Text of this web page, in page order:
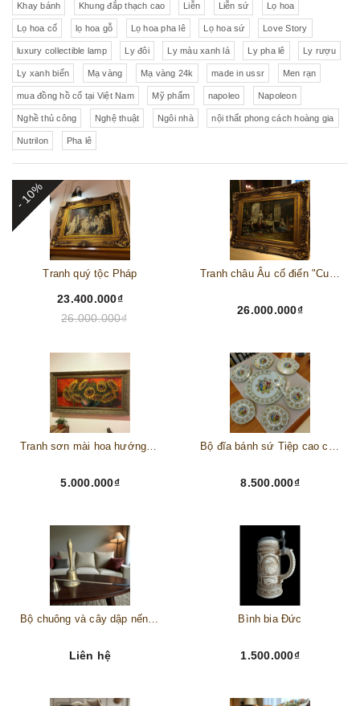
Khay bánh Khung đắp thạch cao Liễn Liễn sứ Lọ hoa
Lọ hoa cổ lọ hoa gỗ Lọ hoa pha lê Lọ hoa sứ Love Story
luxury collectible lamp Ly đôi Ly màu xanh lá Ly pha lê Ly rượu
Ly xanh biển Mạ vàng Mạ vàng 24k made in ussr Men rạn
mua đồng hồ cổ tại Việt Nam Mỹ phẩm napoleo Napoleon
Nghề thủ công Nghệ thuật Ngôi nhà nội thất phong cách hoàng gia
Nutrilon Pha lê
- 10%
Tranh quý tộc Pháp
23.400.000₫
26.000.000₫
Tranh châu Âu cổ điển "Cuộc sống lao động"
26.000.000₫
Tranh sơn mài hoa hướng dương châu Âu
5.000.000₫
Bộ đĩa bánh sứ Tiệp cao cấp – Biểu tượng tinh tế cho bàn tiệc thượng lưu
8.500.000₫
Bộ chuông và cây dập nến đồng
Liên hệ
Bình bia Đức
1.500.000₫